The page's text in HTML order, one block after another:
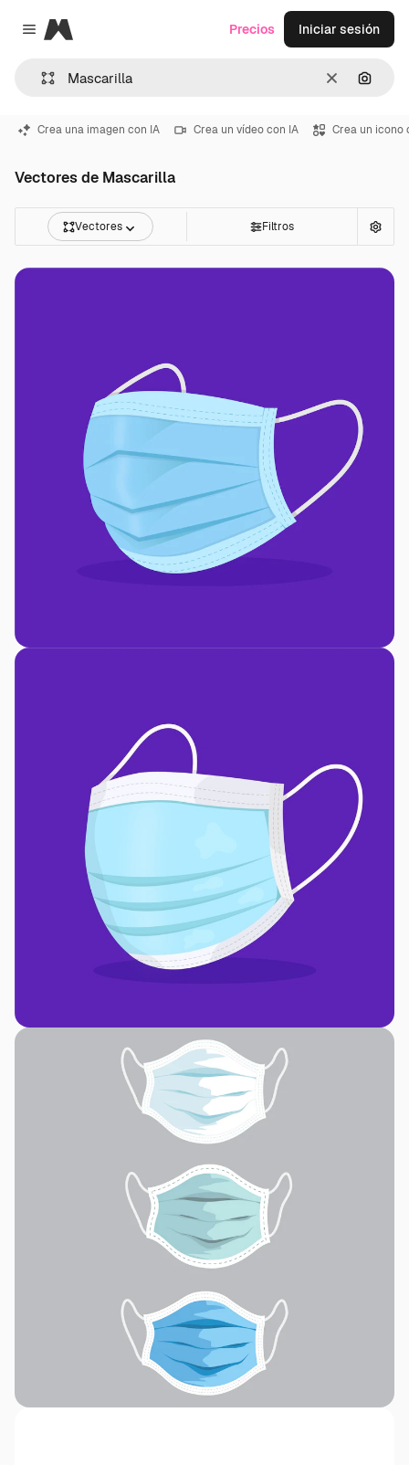
Close menu
Magnific
Borrar
Precios Iniciar sesión
Crea una imagen con IA Crea un vídeo con IA Crea un icono
Vectores de Mascarilla
Vectores Filtros